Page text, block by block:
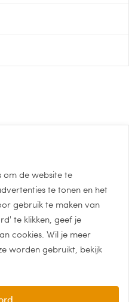
om de website te
te tonen en het
gebruik te maken van
te klikken, geef je
cookies. Wil je meer
worden gebruikt, bekijk